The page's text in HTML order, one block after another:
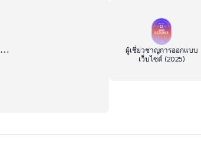
ผู้เชี่ยวชาญการออกแบบ
เว็บไซต์ (2025)